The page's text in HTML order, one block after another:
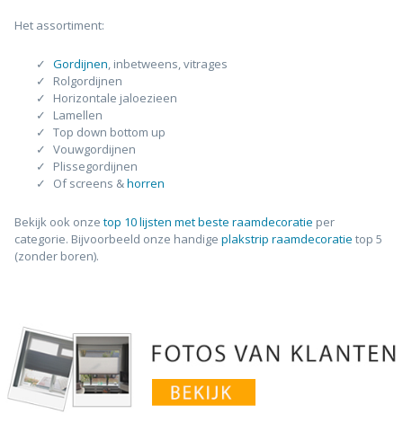
Het assortiment:
Gordijnen, inbetweens, vitrages
Rolgordijnen
Horizontale jaloezieen
Lamellen
Top down bottom up
Vouwgordijnen
Plissegordijnen
Of screens &horren
Bekijk ook onze top 10 lijsten met beste raamdecoratie per
categorie. Bijvoorbeeld onze handige plakstrip raamdecoratie top 5
(zonder boren).